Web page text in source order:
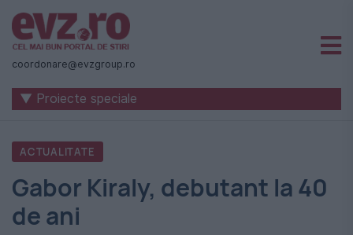
Știri
naționale
internaționale
România
-
Evenimentul
coordonare@evzgroup.ro
▼ Proiecte speciale
ACTUALITATE
Gabor Kiraly, debutant la 40
de ani